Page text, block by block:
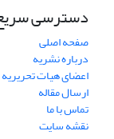
دسترسی
صفحه اصلی
درباره نشریه
اعضای هیات تحریریه
ارسال مقاله
تماس با ما
نقشه سایت